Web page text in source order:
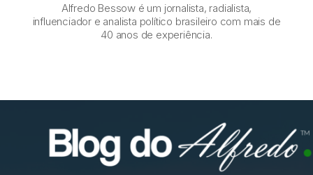
Alfredo Bessow é um jornalista, radialista,
influenciador e analista político brasileiro com mais de
40 anos de experiência.